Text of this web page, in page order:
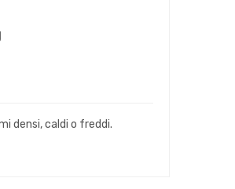
densi, caldi o freddi.